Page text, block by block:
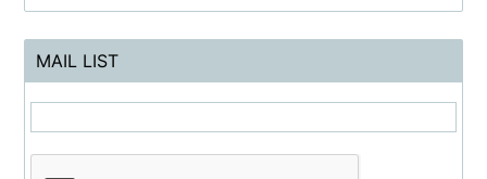
MAIL LIST